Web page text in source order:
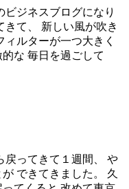
ジネスブログになり
きて、 新しい風が吹き
ルターが一つ大きく
な 毎日を過ごして
戻ってきて１週間、 や
できてきました。 久